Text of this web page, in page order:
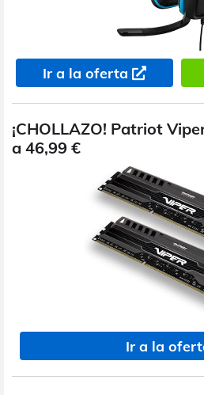
Ir a la oferta
¡CHOLLAZO! Patriot
a 46,99 €
Ir a la